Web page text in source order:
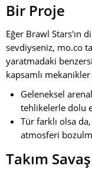
Bir Proje
Eğer Brawl Stars'ın
sevdiyseniz, mo.co
yaratmadaki
kapsamlı
Geleneksel
tehlikelerle dolu
Tür farklı olsa
atmosferi
Takım